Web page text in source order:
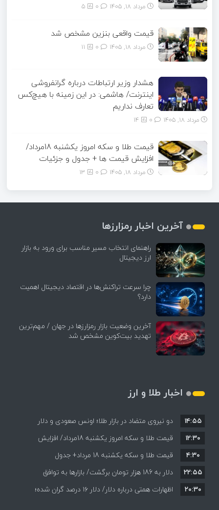
مرداد ۱۸, ۱۴۰۵ 5
قیمت واقعی بنزین مشخص شد
مرداد ۱۸, ۱۴۰۵ 11
هشدار وزیر ارتباطات درباره گرانفروشی
اینترنت/ هاشمی: در این زمینه با هیچ‌کس
تعارف نداریم
مرداد ۱۸, ۱۴۰۵ 14
قیمت طلا و سکه امروز یکشنبه 18مرداد/
افزایش قیمت ها + جدول و جزئیات
مرداد ۱۸, ۱۴۰۵ 13
آخرین اخبار رمزارزها
راهنمای انتخاب مسیر مناسب برای ورود به بازار
ارز دیجیتال
چرا سرعت تراکنش‌ها در اقتصاد دیجیتال اهمیت
دارد؟
آخرین وضعیت بازار رمزارزها در جهان / مهم‌ترین
تهدید بیت‌کوین مشخص شد
اخبار طلا و ارز
دو نیروی متضاد در بازار طلا؛ اونس صعودی و دلار
نزولی
۱۴:۵۵
قیمت طلا و سکه امروز یکشنبه 18مرداد/ افزایش
قیمت ها + جدول و جزئیات
۱۲:۳۰
قیمت طلا و سکه یکشنبه 18 مرداد+ جدول
۴:۳۰
دلار به 186 هزار تومان برگشت/ بازارها به توافق
احتمالی هرمز چه واکنشی نشان دادند؟
۲۲:۵۵
اظهارات همتی درباره دلار/ دلار ۱۶ درصد گران شده؛
۲۰:۳۰